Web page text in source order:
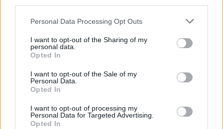
Please note that this website/app uses one or more Google
not limited to your visit or usage behaviour. You may click to
grant or deny consent to Google and its third-party tags to
use your data for below specified purposes in below Google
consent section.
Personal Data Processing Opt Outs
I want to opt-out of the Sharing of my
personal data.
Opted In
I want to opt-out of the Sale of my
Personal Data.
Opted In
I want to opt-out of processing my
Personal Data for Targeted Advertising.
Opted In